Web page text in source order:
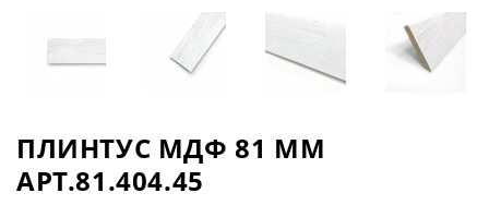
ПЛИНТУС МДФ 81 ММ
АРТ.81.404.45